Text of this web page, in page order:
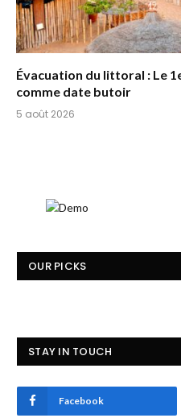
Évacuation du littoral : Le
comme date butoir
5 août 2026
OUR PICKS
STAY IN TOUCH
Facebook